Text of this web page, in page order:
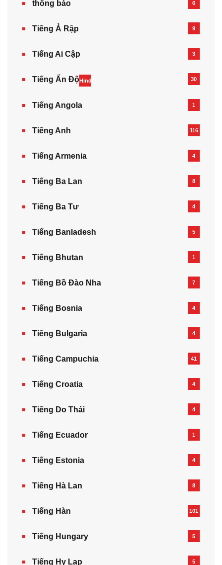
thông báo 6
Tiếng Ả Rập 9
Tiếng Ai Cập 3
Tiếng Ấn ĐộHindi 30
Tiếng Angola 1
Tiếng Anh 116
Tiếng Armenia‎ 4
Tiếng Ba Lan 8
Tiếng Ba Tư 4
Tiếng Banladesh 5
Tiếng Bhutan 1
Tiếng Bồ Đào Nha 7
Tiếng Bosnia 4
Tiếng Bulgaria 4
Tiếng Campuchia 41
Tiếng Croatia 4
Tiếng Do Thái 4
Tiếng Ecuador 1
Tiếng Estonia 4
Tiếng Hà Lan 8
Tiếng Hàn 101
Tiếng Hungary 5
Tiếng Hy Lạp 5